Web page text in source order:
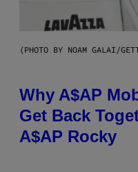
(PHOTO BY NOAM GALAI/
Why A$AP
Get Back
A$AP Rocky